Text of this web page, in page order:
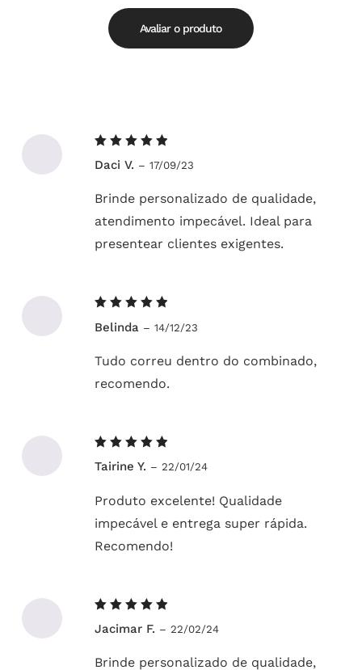
5.00de
5
Avaliar o produto
5de 5
Daci V. – 17/09/23
Brinde personalizado de qualidade,
atendimento impecável. Ideal para
presentear clientes exigentes.
5de 5
Belinda – 14/12/23
Tudo correu dentro do combinado,
recomendo.
5de 5
Tairine Y. – 22/01/24
Produto excelente! Qualidade
impecável e entrega super rápida.
Recomendo!
5de 5
Jacimar F. – 22/02/24
Brinde personalizado de qualidade,